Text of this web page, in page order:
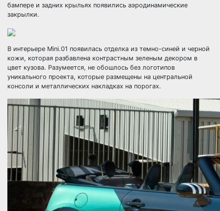
бампере и задних крыльях появились аэродинамические
закрылки.
В интерьере Mini.01 появилась отделка из темно-синей и черной
кожи, которая разбавлена контрастным зеленым декором в
цвет кузова. Разумеется, не обошлось без логотипов
уникального проекта, которые размещены на центральной
консоли и металлических накладках на порогах.